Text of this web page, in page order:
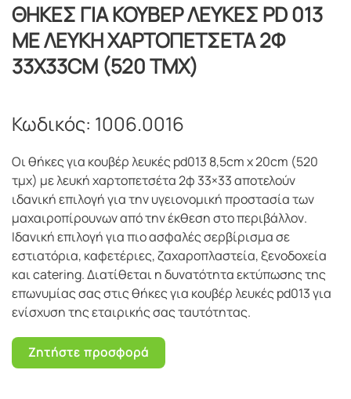
ΘΗΚΕΣ ΓΙΑ ΚΟΥΒΕΡ ΛΕΥΚΕΣ PD 013
ΜΕ ΛΕΥΚΗ ΧΑΡΤΟΠΕΤΣΕΤΑ 2Φ
33Χ33CM (520 ΤΜΧ)
Κωδικός: 1006.0016
Οι θήκες για κουβέρ λευκές pd013 8,5cm x 20cm (520
τμχ) με λευκή χαρτοπετσέτα 2φ 33×33 αποτελούν
ιδανική επιλογή για την υγειονομική προστασία των
μαχαιροπίρουνων από την έκθεση στο περιβάλλον.
Ιδανική επιλογή για πιο ασφαλές σερβίρισμα σε
εστιατόρια, καφετέριες, ζαχαροπλαστεία, ξενοδοχεία
και catering. Διατίθεται η δυνατότητα εκτύπωσης της
επωνυμίας σας στις θήκες για κουβέρ λευκές pd013 για
ενίσχυση της εταιρικής σας ταυτότητας.
Ζητήστε προσφορά